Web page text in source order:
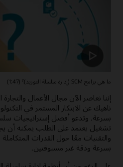
ما هي برامج SCM (إدارة سلسلة التوريد)؟ (1:47)
إننا نعاصر الآن مجال الأعمال والتجارة
ناهيك عن الابتكار المستمر في
بسرعة. و‏‫تدعو أفضل ‬‏‫إستراتيجيات
تشغيل يعتمد على الطلب يمكنه أن
والتقنيات معًا حول القدرات
بسرعة ودقة غير مسبوقتين.